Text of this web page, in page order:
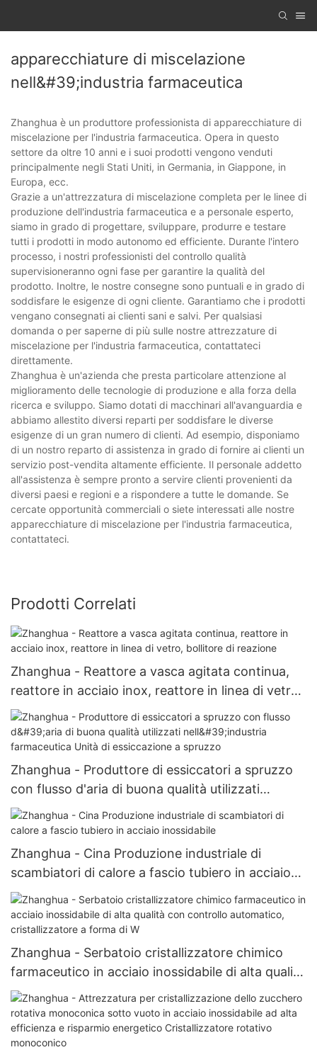
apparecchiature di miscelazione
nell&#39;industria farmaceutica
Zhanghua è un produttore professionista di apparecchiature di
miscelazione per l'industria farmaceutica. Opera in questo
settore da oltre 10 anni e i suoi prodotti vengono venduti
principalmente negli Stati Uniti, in Germania, in Giappone, in
Europa, ecc.
Grazie a un'attrezzatura di miscelazione completa per le linee di
produzione dell'industria farmaceutica e a personale esperto,
siamo in grado di progettare, sviluppare, produrre e testare
tutti i prodotti in modo autonomo ed efficiente. Durante l'intero
processo, i nostri professionisti del controllo qualità
supervisioneranno ogni fase per garantire la qualità del
prodotto. Inoltre, le nostre consegne sono puntuali e in grado di
soddisfare le esigenze di ogni cliente. Garantiamo che i prodotti
vengano consegnati ai clienti sani e salvi. Per qualsiasi
domanda o per saperne di più sulle nostre attrezzature di
miscelazione per l'industria farmaceutica, contattateci
direttamente.
Zhanghua è un'azienda che presta particolare attenzione al
miglioramento delle tecnologie di produzione e alla forza della
ricerca e sviluppo. Siamo dotati di macchinari all'avanguardia e
abbiamo allestito diversi reparti per soddisfare le diverse
esigenze di un gran numero di clienti. Ad esempio, disponiamo
di un nostro reparto di assistenza in grado di fornire ai clienti un
servizio post-vendita altamente efficiente. Il personale addetto
all'assistenza è sempre pronto a servire clienti provenienti da
diversi paesi e regioni e a rispondere a tutte le domande. Se
cercate opportunità commerciali o siete interessati alle nostre
apparecchiature di miscelazione per l'industria farmaceutica,
contattateci.
Prodotti Correlati
Zhanghua - Reattore a vasca agitata continua,
reattore in acciaio inox, reattore in linea di vetro,
bollitore di reazione
Zhanghua - Produttore di essiccatori a spruzzo
con flusso d'aria di buona qualità utilizzati
nell'industria farmaceutica Unità di essiccazione
a spruzzo
Zhanghua - Cina Produzione industriale di
scambiatori di calore a fascio tubiero in acciaio
inossidabile
Zhanghua - Serbatoio cristallizzatore chimico
farmaceutico in acciaio inossidabile di alta qualità
con controllo automatico, cristallizzatore a
forma di W